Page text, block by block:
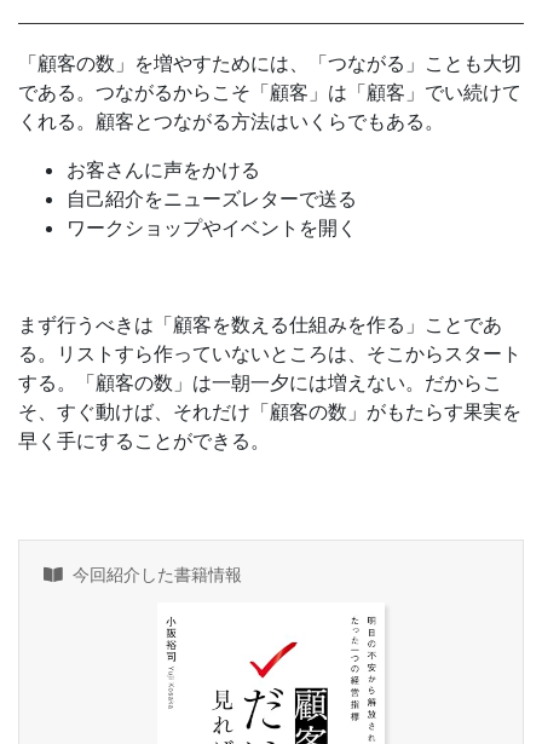
「顧客の数」を増やすためには、「つながる」ことも大切
である。つながるからこそ「顧客」は「顧客」でい続けて
くれる。顧客とつながる方法はいくらでもある。
お客さんに声をかける
自己紹介をニューズレターで送る
ワークショップやイベントを開く
まず行うべきは「顧客を数える仕組みを作る」ことであ
る。リストすら作っていないところは、そこからスタート
する。「顧客の数」は一朝一夕には増えない。だからこ
そ、すぐ動けば、それだけ「顧客の数」がもたらす果実を
早く手にすることができる。
今回紹介した書籍情報